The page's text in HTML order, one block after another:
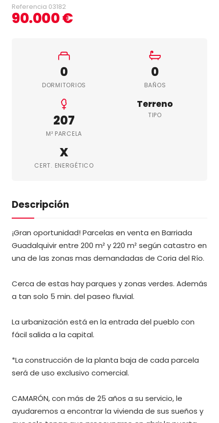
Referencia 03182
90.000 €
0
DORMITORIOS
0
BAÑOS
207
M² PARCELA
Terreno
TIPO
X
CERT. ENERGÉTICO
Descripción
¡Gran oportunidad! Parcelas en venta en Barriada
Guadalquivir entre 200 m² y 220 m² según catastro en
una de las zonas mas demandadas de Coria del Río.
Cerca de estas hay parques y zonas verdes. Además
a tan solo 5 min. del paseo fluvial.
La urbanización está en la entrada del pueblo con
fácil salida a la capital.
*La construcción de la planta baja de cada parcela
será de uso exclusivo comercial.
CAMARÓN, con más de 25 años a su servicio, le
ayudaremos a encontrar la vivienda de sus sueños y